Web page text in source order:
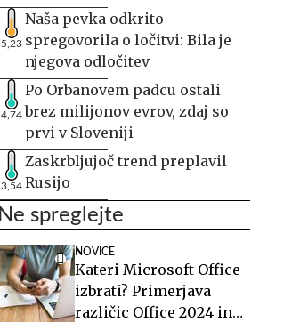
5,23
Naša pevka odkrito
spregovorila o ločitvi: Bila je
njegova odločitev
4,74
Po Orbanovem padcu ostali
brez milijonov evrov, zdaj so
prvi v Sloveniji
3,54
Zaskrbljujoč trend preplavil
Rusijo
Ne spreglejte
NOVICE
Kateri Microsoft Office
izbrati? Primerjava
različic Office 2024 in